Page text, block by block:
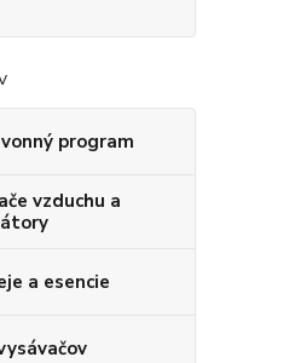
vonný program
vzduchu a
a esencie